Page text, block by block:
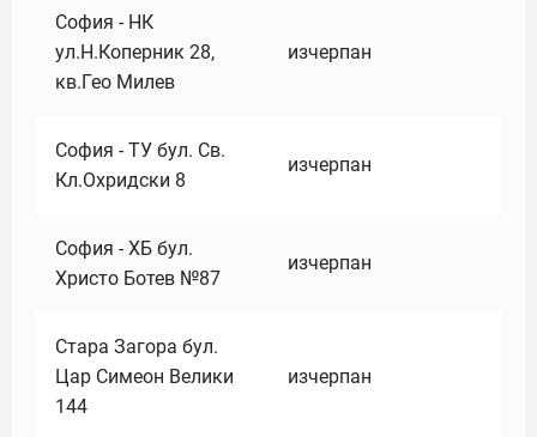
София - НК
ул.Н.Коперник 28,
кв.Гео Милев
изчерпан
София - ТУ бул. Св.
Кл.Охридски 8
изчерпан
София - ХБ бул.
Христо Ботев №87
изчерпан
Стара Загора бул.
Цар Симеон Велики
144
изчерпан